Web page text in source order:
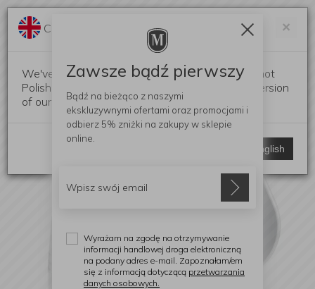
×
Change language?
We've detected that your browser language is not
Polish. Would you like to switch to the English version
of our website?
Switch to English
Zawsze bądź pierwszy
Bądź na bieżąco z naszymi
ekskluzywnymi ofertami oraz promocjami i
odbierz 5% zniżki na zakupy w sklepie
online.
Wyrażam na zgodę na otrzymywanie
informacji handlowej droga elektroniczną
na podany adres e-mail. Zapoznałam/em
się z informacją dotyczącą przetwarzania
danych osobowych.